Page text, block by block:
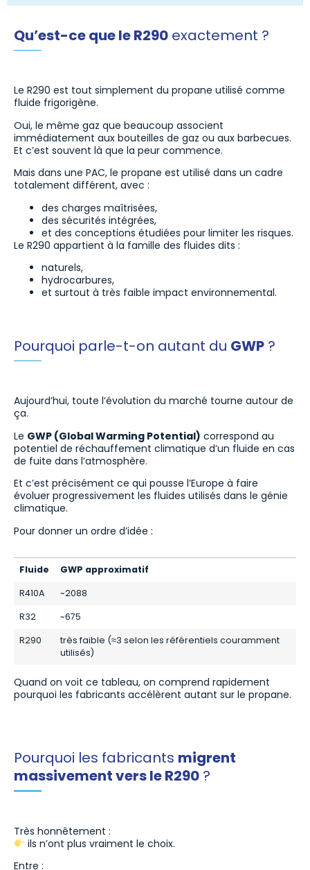
Qu’est-ce que le R290 exactement ?
Le R290 est tout simplement du propane utilisé comme
fluide frigorigène.
Oui, le même gaz que beaucoup associent
immédiatement aux bouteilles de gaz ou aux barbecues.
Et c’est souvent là que la peur commence.
Mais dans une PAC, le propane est utilisé dans un cadre
totalement différent, avec :
des charges maîtrisées,
des sécurités intégrées,
et des conceptions étudiées pour limiter les risques.
Le R290 appartient à la famille des fluides dits :
naturels,
hydrocarbures,
et surtout à très faible impact environnemental.
Pourquoi parle-t-on autant du GWP ?
Aujourd’hui, toute l’évolution du marché tourne autour de
ça.
Le GWP (Global Warming Potential) correspond au
potentiel de réchauffement climatique d’un fluide en cas
de fuite dans l’atmosphère.
Et c’est précisément ce qui pousse l’Europe à faire
évoluer progressivement les fluides utilisés dans le génie
climatique.
Pour donner un ordre d’idée :
Fluide
GWP approximatif
R410A
~2088
R32
~675
R290
très faible (≈3 selon les référentiels couramment
utilisés)
Quand on voit ce tableau, on comprend rapidement
pourquoi les fabricants accélèrent autant sur le propane.
Pourquoi les fabricants migrent
massivement vers le R290 ?
Très honnêtement :
ils n’ont plus vraiment le choix.
Entre :